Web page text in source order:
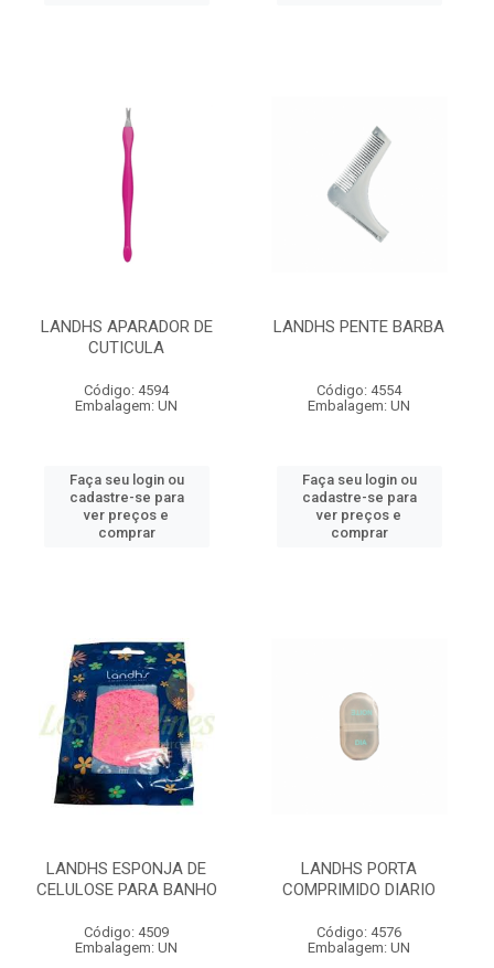
LANDHS APARADOR DE
CUTICULA
Código: 4594
Embalagem: UN
Faça seu login ou
cadastre-se para
ver preços e
comprar
LANDHS PENTE BARBA
Código: 4554
Embalagem: UN
Faça seu login ou
cadastre-se para
ver preços e
comprar
LANDHS ESPONJA DE
CELULOSE PARA BANHO
Código: 4509
Embalagem: UN
LANDHS PORTA
COMPRIMIDO DIARIO
Código: 4576
Embalagem: UN